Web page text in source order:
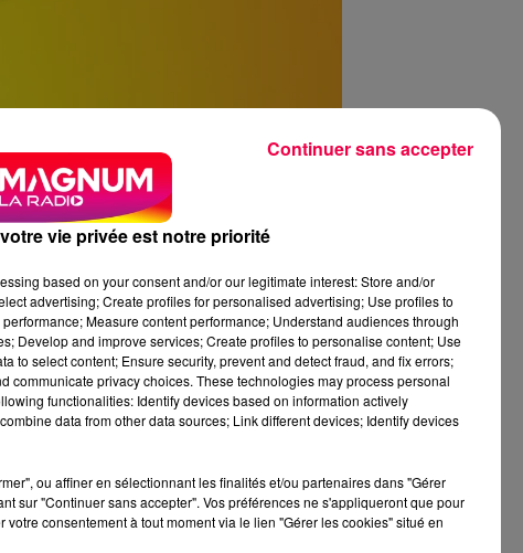
vie privée est notre priorité
based on your consent and/or our legitimate interest: Store and/or
advertising; Create profiles for personalised advertising; Use profiles to
Measure content performance; Understand audiences through
Develop and improve services; Create profiles to personalise content; Use
to select content; Ensure security, prevent and detect fraud, and fix errors;
communicate privacy choices. These technologies may process personal
functionalities: Identify devices based on information actively
data from other data sources; Link different devices; Identify devices
ou affiner en sélectionnant les finalités et/ou partenaires dans "Gérer
sur "Continuer sans accepter". Vos préférences ne s'appliqueront que pour
consentement à tout moment via le lien "Gérer les cookies" situé en
Continuer sans accepter